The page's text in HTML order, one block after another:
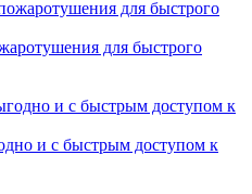
для быстрого
и с быстрым доступом к